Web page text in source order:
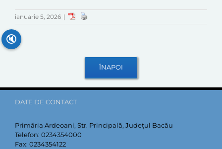
ianuarie 5, 2026 |
DATE DE CONTACT
Primăria Ardeoani, Str. Principală, Județul Bacău
Telefon: 0234354000
Fax: 0234354122
🔇